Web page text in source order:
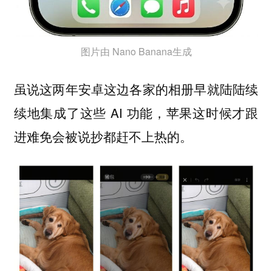
图片由 Nano Banana生成
虽说这两年安卓这边各家的相册早就陆陆续
续地集成了这些 AI 功能，苹果这时候才跟
进难免会被说抄都赶不上热的。